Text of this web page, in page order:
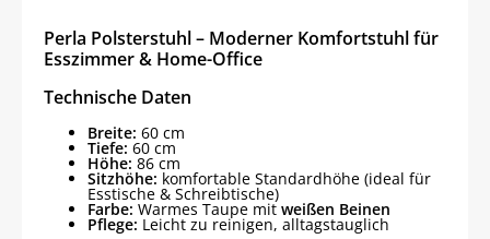
Perla Polsterstuhl – Moderner Komfortstuhl für
Esszimmer & Home-Office
Technische Daten
Breite: 60 cm
Tiefe: 60 cm
Höhe: 86 cm
Sitzhöhe: komfortable Standardhöhe (ideal für
Esstische & Schreibtische)
Farbe: Warmes Taupe mit weißen Beinen
Pflege: Leicht zu reinigen, alltagstauglich